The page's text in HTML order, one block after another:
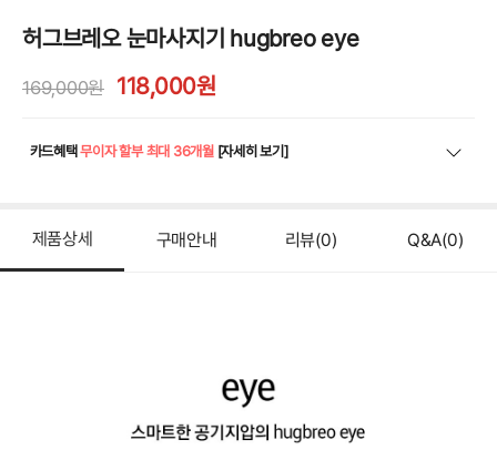
허그브레오 눈마사지기 hugbreo eye
169,000원 118,000원
카드혜택무이자 할부 최대 36개월 [자세히 보기]
제품상세 구매안내 리뷰(0) Q&A(0)